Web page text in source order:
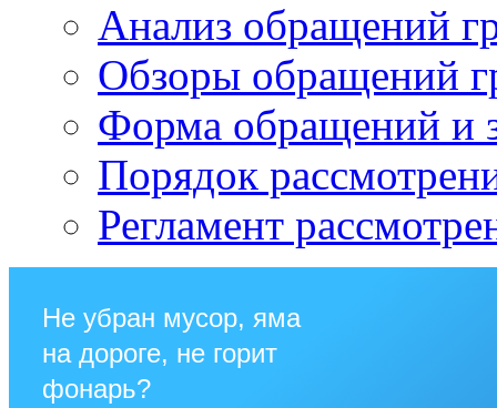
Анализ обращений
Обзоры обращений
Форма обращений и
Порядок
Регламент
Не убран мусор, яма
на дороге, не горит
фонарь?